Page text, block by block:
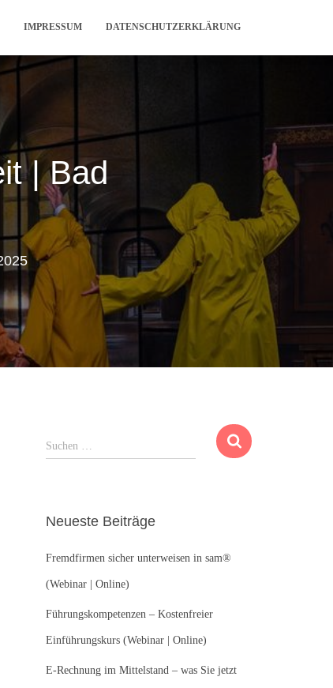
IMPRESSUM DATENSCHUTZERKLÄRUNG
| Bad
u
n
a
c
:
Suchen …
Neueste Beiträge
Fremdfirmen sicher unterweisen in sam®
(Webinar | Online)
Führungskompetenzen – Kostenfreier
Einführungskurs (Webinar | Online)
E-Rechnung im Mittelstand – was Sie jetzt